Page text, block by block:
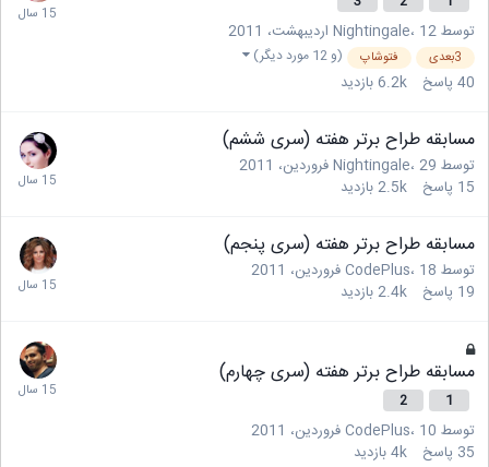
توسط Nightingale ،12 اردیبهشت، 2011
3بعدی فتوشاپ (و 12 مورد دیگر)
40پاسخ 6.2kبازدید
مسابقه طراح برتر هفته (سری ششم)
توسط Nightingale ،29 فروردین، 2011
15
پاسخ 2.5kبازدید
مسابقه طراح برتر هفته (سری پنجم)
توسط CodePlus ،18 فروردین، 2011
19 پاسخ 2.4kبازدید
مسابقه طراح برتر هفته (سری چهارم)
1
2
توسط CodePlus ،10 فروردین، 2011
35 پاسخ 4kبازدید